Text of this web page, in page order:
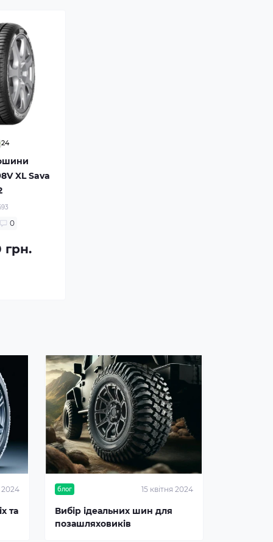
24
XL Sava
0
грн.
2024
та
блог 15 квітня 2024
Вибір ідеальних шин для
позашляховиків